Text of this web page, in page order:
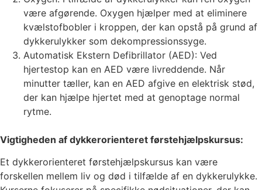
være afgørende. Oxygen hjælper med at eliminere
kvælstofbobler i kroppen, der kan opstå på grund af
dykkerulykker som dekompressionssyge.
Automatisk Ekstern Defibrillator (AED): Ved
hjertestop kan en AED være livreddende. Når
minutter tæller, kan en AED afgive en elektrisk stød,
der kan hjælpe hjertet med at genoptage normal
rytme.
Vigtigheden af dykkerorienteret førstehjælpskursus:
Et dykkerorienteret førstehjælpskursus kan være
forskellen mellem liv og død i tilfælde af en dykkerulykke.